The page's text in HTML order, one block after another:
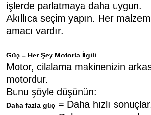
işlerde parlatmaya daha uygun.
Akıllıca seçim yapın. Her
amacı vardır.
Güç – Her Şey Motorla İlgili
Motor, cilalama makinenizin
motordur.
Bunu şöyle düşünün:
Daha fazla güç = Daha hızlı sonuçlar.